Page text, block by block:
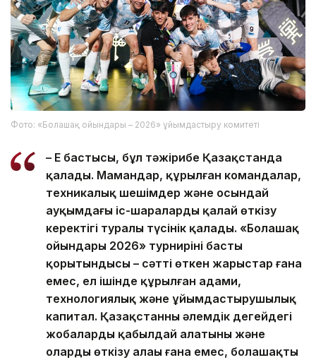
Фото: «Болашақ ойындары – 2026» ұйымдастыру комитеті
– Ең бастысы, бұл тәжірибе Қазақстанда
қалады. Мамандар, құрылған командалар,
техникалық шешімдер және осындай
ауқымдағы іс-шараларды қалай өткізу
керектігі туралы түсінік қалады. «Болашақ
ойындары 2026» турнирінің басты
қорытындысы – сәтті өткен жарыстар ғана
емес, ел ішінде құрылған адами,
технологиялық және ұйымдастырушылық
капитал. Қазақстанның әлемдік деңгейдегі
жобаларды қабылдай алатыны және
оларды өткізу алаңы ғана емес, болашақтың